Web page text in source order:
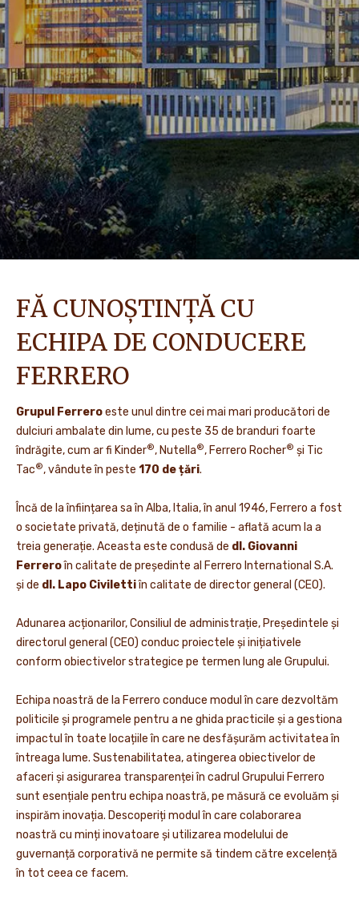
FĂ CUNOȘTINȚĂ CU
ECHIPA DE CONDUCERE
FERRERO
Grupul Ferreroeste unul dintre cei mai mari producători de
dulciuri ambalate din lume, cu peste 35 de branduri foarte
îndrăgite, cum ar fi Kinder®, Nutella®, Ferrero Rocher® și Tic
Tac®, vândute în peste 170 de țări.
Încă de la înființarea sa în Alba, Italia, în anul 1946, Ferrero a fost
o societate privată, deținută de o familie - aflată acum la a
treia generație. Aceasta este condusă de dl. Giovanni
Ferreroîn calitate de președinte al Ferrero International S.A.
și de dl. Lapo Civilettiîn calitate de director general (CEO).
Adunarea acționarilor, Consiliul de administrație, Președintele și
directorul general (CEO) conduc proiectele și inițiativele
conform obiectivelor strategice pe termen lung ale Grupului.
Echipa noastră de la Ferrero conduce modul în care dezvoltăm
politicile și programele pentru a ne ghida practicile și a gestiona
impactul în toate locațiile în care ne desfășurăm activitatea în
întreaga lume. Sustenabilitatea, atingerea obiectivelor de
afaceri și asigurarea transparenței în cadrul Grupului Ferrero
sunt esențiale pentru echipa noastră, pe măsură ce evoluăm și
inspirăm inovația. Descoperiți modul în care colaborarea
noastră cu minți inovatoare și utilizarea modelului de
guvernanță corporativă ne permite să tindem către excelență
în tot ceea ce facem.